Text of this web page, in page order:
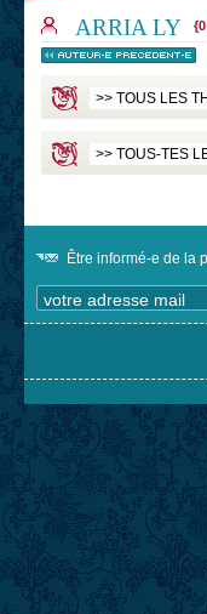
ARRIA LY
Être informé-e de la